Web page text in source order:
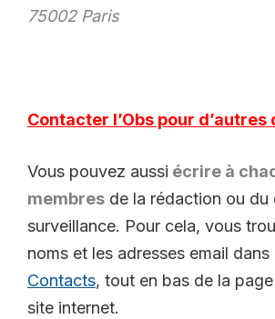
75002 Paris
Contacter l’Obs pour d’autres
Vous pouvez aussi écrire à
membres de la rédaction ou du
surveillance. Pour cela, vous
noms et les adresses email
Contacts, tout en bas de la page
site internet.